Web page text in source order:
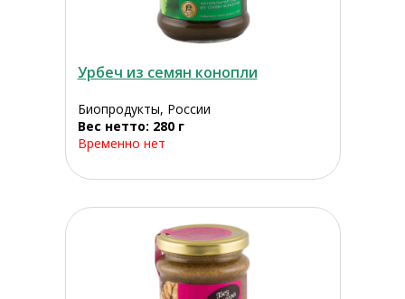
Урбеч из семян конопли
Биопродукты, России
Вес нетто: 280 г
Временно нет